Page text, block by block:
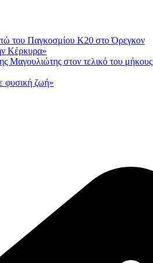
του Παγκοσμίου Κ20 στο Όρεγκον
Κέρκυρα»
Μαγουλιώτης στον τελικό του μήκους
φυσική ζωή»